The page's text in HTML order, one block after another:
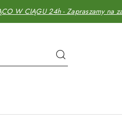
W CIĄGU 24h - Zapraszamy na